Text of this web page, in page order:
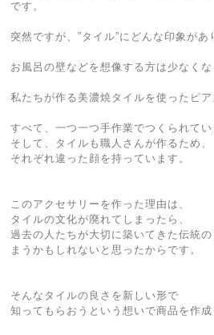
です。
突然ですが、”タイル”にどんな印象があ
お風呂の壁などを想像する方は少なくな
私たちが作る美濃焼タイルを使ったピア
すべて、一つ一つ手作業でつくられてい
そして、タイルも職人さんが作るため、
それぞれ違った顔を持っています。
このアクセサリーを作った理由は、
タイルの文化が廃れてしまったら、
過去の人たちが大切に築いてきた伝統
まうかもしれないと思ったからです。
そんなタイルの良さを新しい形で
知ってもらおうという想いで商品を作成